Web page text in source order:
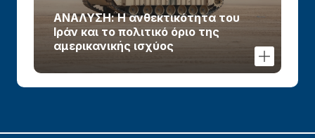
ΑΝΑΛΥΣΗ: Η ανθεκτικότητα του
Ιράν και το πολιτικό όριο της
αμερικανικής ισχύος